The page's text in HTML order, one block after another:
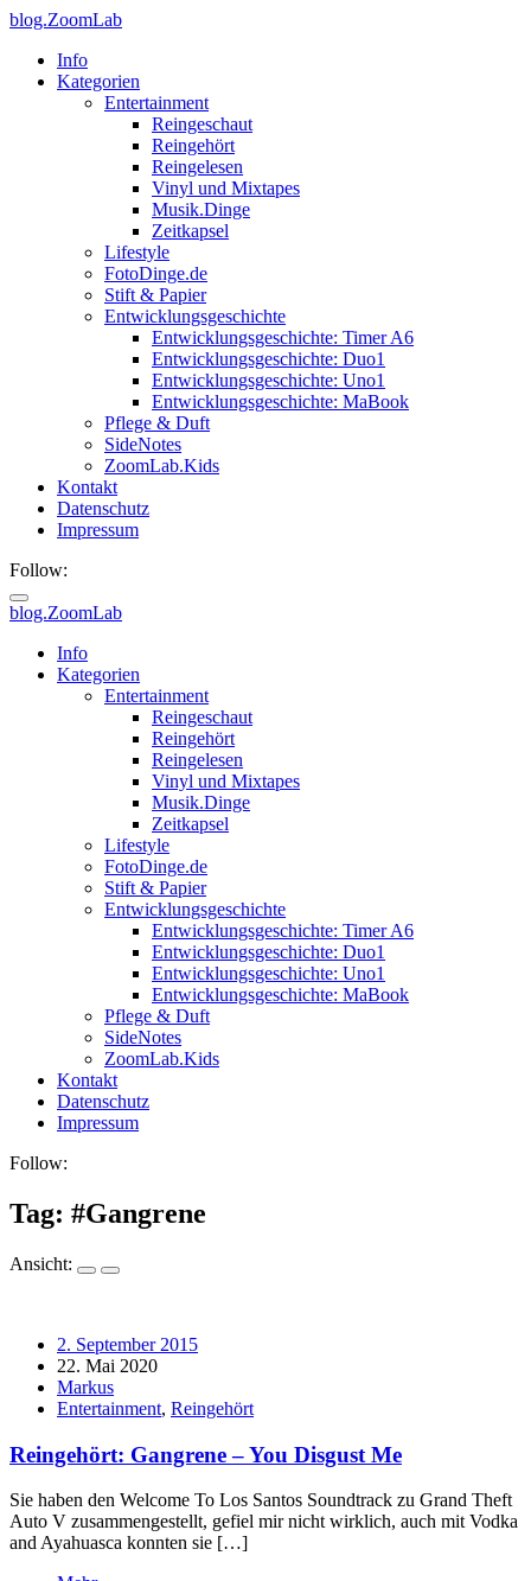
blog.ZoomLab
Info
Kategorien
Entertainment
Reingeschaut
Reingehört
Reingelesen
Vinyl und Mixtapes
Musik.Dinge
Zeitkapsel
Lifestyle
FotoDinge.de
Stift & Papier
Entwicklungsgeschichte
Entwicklungsgeschichte: Timer A6
Entwicklungsgeschichte: Duo1
Entwicklungsgeschichte: Uno1
Entwicklungsgeschichte: MaBook
Pflege & Duft
SideNotes
ZoomLab.Kids
Kontakt
Datenschutz
Impressum
Follow:
blog.ZoomLab
ZoomLab
Info
Kategorien
Entertainment
Reingeschaut
Reingehört
Reingelesen
Vinyl und Mixtapes
Musik.Dinge
Zeitkapsel
Lifestyle
FotoDinge.de
Stift & Papier
Entwicklungsgeschichte
Entwicklungsgeschichte: Timer A6
Entwicklungsgeschichte: Duo1
Entwicklungsgeschichte: Uno1
Entwicklungsgeschichte: MaBook
Pflege & Duft
SideNotes
ZoomLab.Kids
Kontakt
Datenschutz
Impressum
Follow:
Tag: #Gangrene
Ansicht:
2. September 2015
22. Mai 2020
Markus
Entertainment, Reingehört
Reingehört: Gangrene – You Disgust Me
Sie haben den Welcome To Los Santos Soundtrack zu Grand Theft
Auto V zusammengestellt, gefiel mir nicht wirklich, auch mit Vodka
and Ayahuasca konnten sie […]